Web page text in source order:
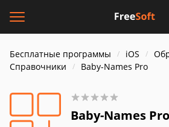
Бесплатные программы iOS
Справочники
Baby-Names Pro
Baby-Names Pro